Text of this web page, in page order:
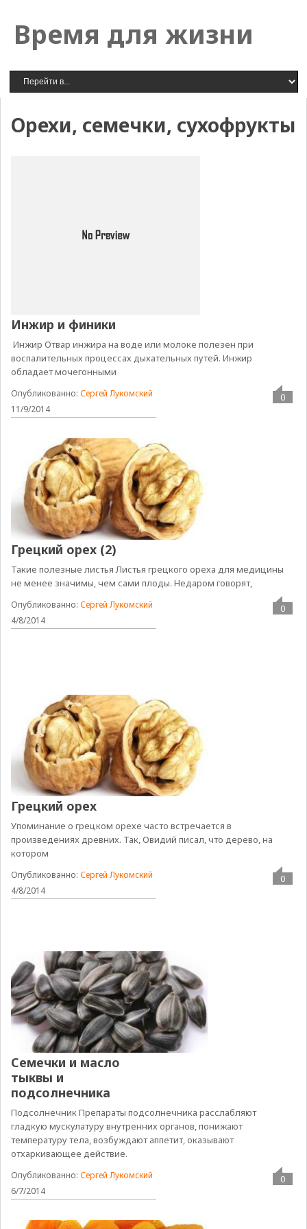
Время для жизни
Орехи, семечки, сухофрукты
Инжир и финики
Инжир Отвар инжира на воде или молоке полезен при
воспалительных процессах дыхательных путей. Инжир
обладает мочегонными
Опубликованно:Сергей Лукомский
11/9/2014
0
Грецкий орех (2)
Такие полезные листья Листья грецкого ореха для медицины
не менее значимы, чем сами плоды. Недаром говорят,
Опубликованно:Сергей Лукомский
4/8/2014
0
Грецкий орех
Упоминание о грецком орехе часто встречается в
произведениях древних. Так, Овидий писал, что дерево, на
котором
Опубликованно:Сергей Лукомский
4/8/2014
0
Семечки и масло
тыквы и
подсолнечника
Подсолнечник Препараты подсолнечника расслабляют
гладкую мускулатуру внутренних органов, понижают
температуру тела, возбуждают аппетит, оказывают
отхаркивающее действие.
Опубликованно:Сергей Лукомский
6/7/2014
0